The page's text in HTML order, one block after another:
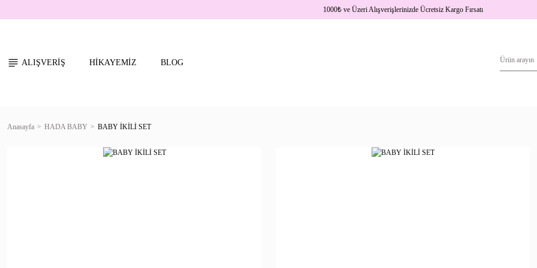
1000₺ve Üzeri Alışverişlerinizde Ücretsiz Kargo Fırsatı
ALIŞVERİŞ HİKAYEMİZ BLOG
Anasayfa HADA BABY BABY İKİLİ SET